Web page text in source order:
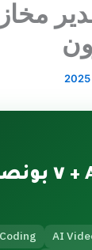
AI